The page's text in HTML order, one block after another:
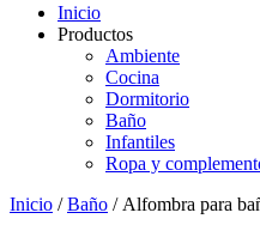
Inicio
Productos
Ambiente
Cocina
Dormitorio
Baño
Infantiles
Ropa y
Inicio /Baño / Alfombra para